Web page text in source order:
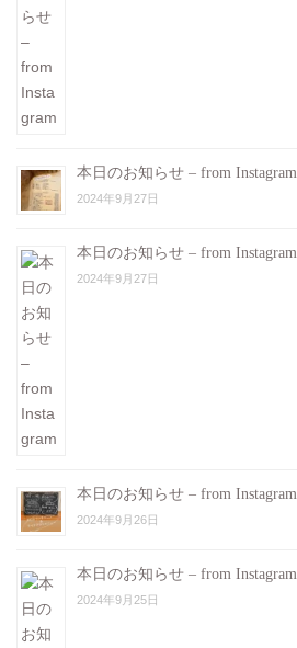
本日のお知らせ – from Instagram
2024年9月27日
本日のお知らせ – from Instagram
2024年9月27日
本日のお知らせ – from Instagram
2024年9月26日
本日のお知らせ – from Instagram
2024年9月25日